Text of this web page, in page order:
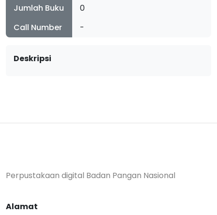
Jumlah Buku
0
Call Number
-
Deskripsi
Perpustakaan digital Badan Pangan Nasional
Alamat